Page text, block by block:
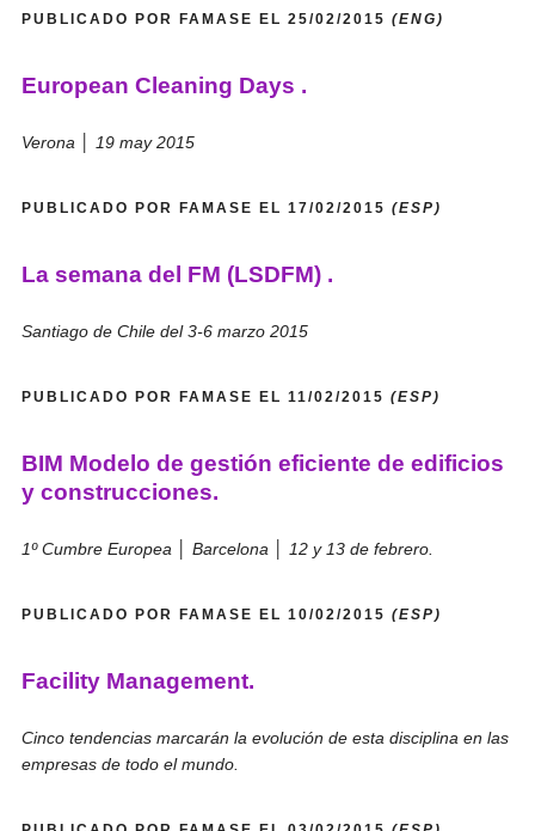
PUBLICADO POR FAMASE EL 25/02/2015 (ENG)
European Cleaning Days .
Verona │ 19 may 2015
PUBLICADO POR FAMASE EL 17/02/2015 (ESP)
La semana del FM (LSDFM) .
Santiago de Chile del 3-6 marzo 2015
PUBLICADO POR FAMASE EL 11/02/2015 (ESP)
BIM Modelo de gestión eficiente de edificios
y construcciones.
1º Cumbre Europea │ Barcelona │ 12 y 13 de febrero.
PUBLICADO POR FAMASE EL 10/02/2015 (ESP)
Facility Management.
Cinco tendencias marcarán la evolución de esta disciplina en las
empresas de todo el mundo.